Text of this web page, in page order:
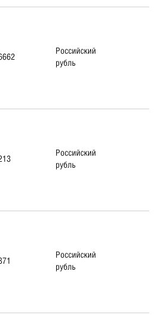
Российский
рубль
Российский
рубль
Российский
рубль